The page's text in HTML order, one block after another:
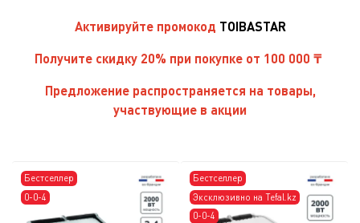
Активируйте промокод TOIBASTAR
Получите скидку 20% при покупке от 100 000 ₸
Предложение распространяется на товары,
участвующие в акции
Бестселлер
0-0-4
Бестселлер
Эксклюзивно на Tefal.kz
0-0-4